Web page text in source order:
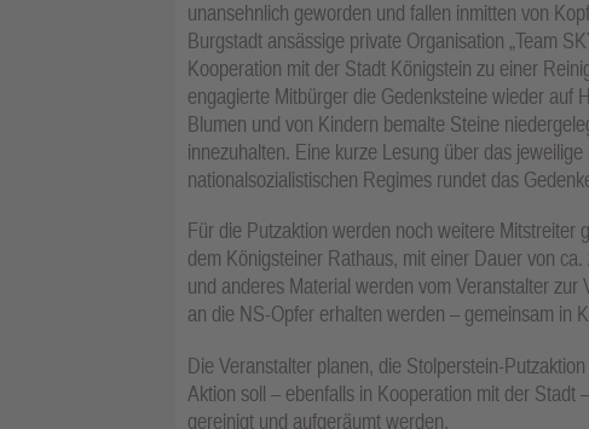
unansehnlich geworden und fallen inmitten von
Burgstadt ansässige private Organisation „Team
Kooperation mit der Stadt Königstein zu einer
engagierte Mitbürger die Gedenksteine wieder auf
Blumen und von Kindern bemalte Steine
innezuhalten. Eine kurze Lesung über das
nationalsozialistischen Regimes rundet das
Für die Putzaktion werden noch weitere Mitstreiter
dem Königsteiner Rathaus, mit einer Dauer von
und anderes Material werden vom Veranstalter
an die NS-Opfer erhalten werden – gemeinsam in
Die Veranstalter planen, die Stolperstein-
Aktion soll – ebenfalls in Kooperation mit der Stadt
gereinigt und aufgeräumt werden.